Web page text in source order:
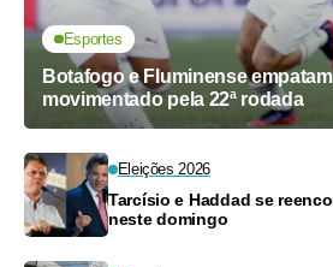
Esportes
Botafogo e Fluminense
movimentado pela 22ª rodada
Eleições 2026
Tarcísio e Haddad se
neste domingo